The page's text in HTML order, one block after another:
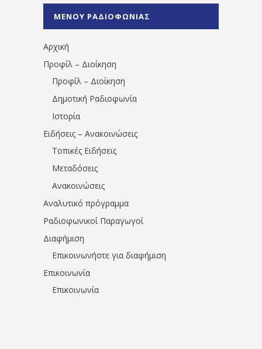
1531194763766854/" artist="" ]
ΜΕΝΟΥ ΡΑΔΙΟΦΩΝΙΑΣ
Αρχική
Προφίλ – Διοίκηση
Προφίλ – Διοίκηση
Δημοτική Ραδιοφωνία
Ιστορία
Ειδήσεις – Ανακοινώσεις
Τοπικές Ειδήσεις
Μεταδόσεις
Ανακοινώσεις
Αναλυτικό πρόγραμμα
Ραδιοφωνικοί Παραγωγοί
Διαφήμιση
Επικοινωνήστε για διαφήμιση
Επικοινωνία
Επικοινωνία